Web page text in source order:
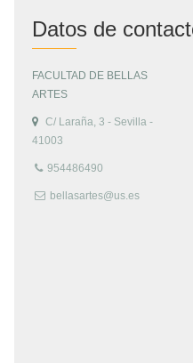
Datos de
FACULTAD DE BELLAS
ARTES
C/ Laraña, 3 - Sevilla -
41003
954486490
bellasartes@us.es